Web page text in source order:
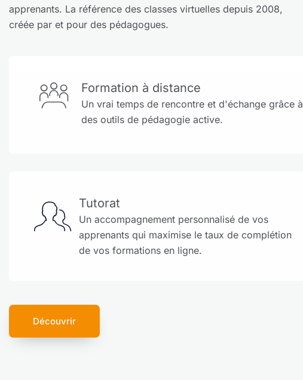
apprenants. La référence des classes virtuelles depuis 2008,
créée par et pour des pédagogues.
Formation à distance
Un vrai temps de rencontre et d'échange grâce à
des outils de pédagogie active.
Tutorat
Un accompagnement personnalisé de vos
apprenants qui maximise le taux de complétion
de vos formations en ligne.
Découvrir